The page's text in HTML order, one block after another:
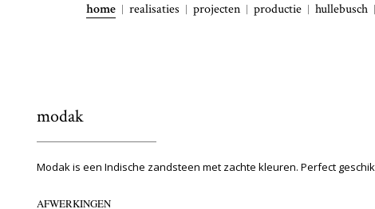
home realisaties projecten productie hullebusch
modak
Modak is een Indische zandsteen met zachte kleuren. Perfect
AFWERKINGEN